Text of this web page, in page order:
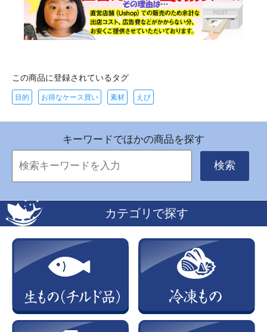
この商品に登録されているタグ
目的 お得なケース買い 素材 えび
キーワードでほかの商品を探す
検索
カテゴリで探す